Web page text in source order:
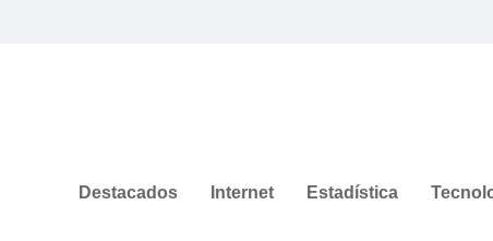
Destacados Internet Estadística